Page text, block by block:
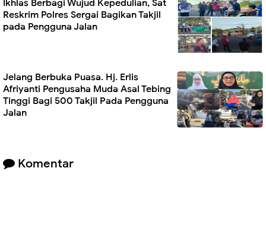
Ikhlas Berbagi Wujud Kepedulian, Sat
Reskrim Polres Sergai Bagikan Takjil
pada Pengguna Jalan
Jelang Berbuka Puasa. Hj. Erlis
Afriyanti Pengusaha Muda Asal Tebing
Tinggi Bagi 500 Takjil Pada Pengguna
Jalan
Komentar